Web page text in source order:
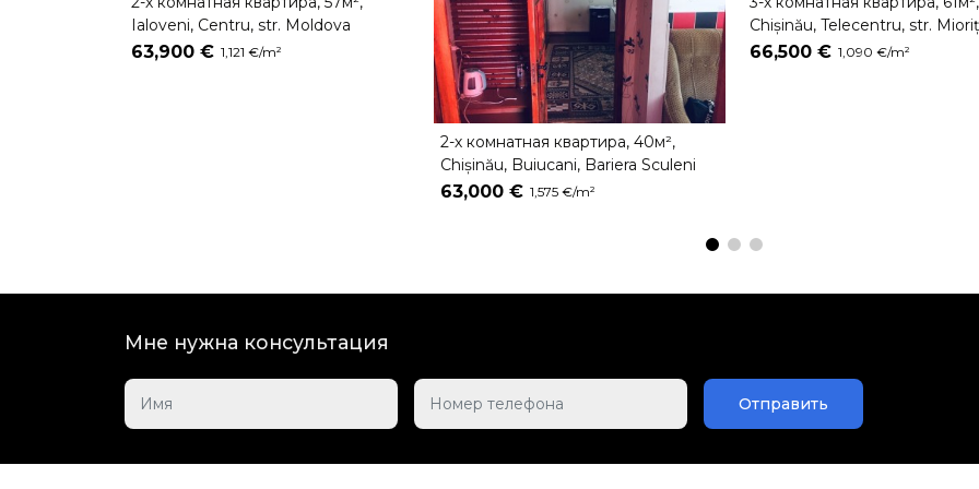
Ialoveni, Centru, str. Moldova
63,900 € 1,121 €/m²
2-х комнатная квартира, 40м²,
Chișinău, Buiucani, Bariera Sculeni
63,000 € 1,575 €/m²
Chișinău, Telecentru, str.
66,500 € 1,090 €/m²
Мне нужна консультация
Отправить